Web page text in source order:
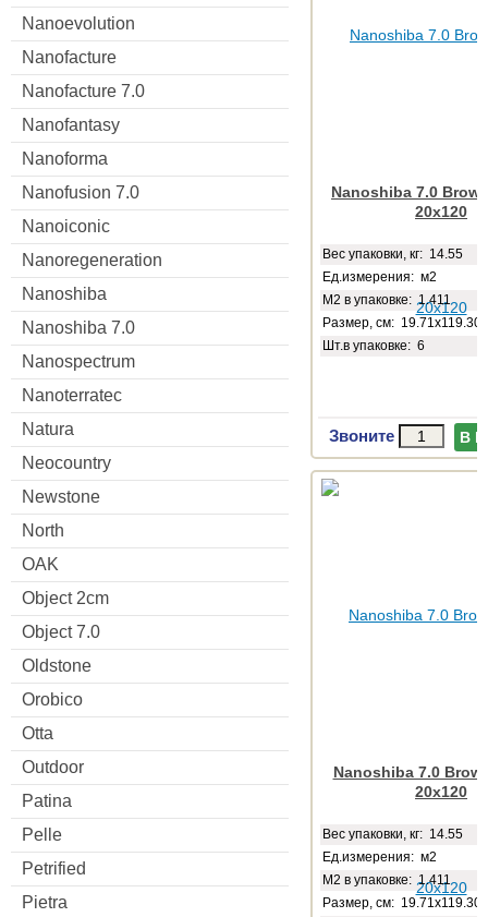
Nanoevolution
Nanofacture
Nanofacture 7.0
Nanofantasy
Nanoforma
Nanofusion 7.0
Nanoiconic
Nanoregeneration
Nanoshiba
Nanoshiba 7.0
Nanospectrum
Nanoterratec
Natura
Neocountry
Newstone
North
OAK
Object 2cm
Object 7.0
Oldstone
Orobico
Otta
Outdoor
Patina
Pelle
Petrified
Pietra
Nanoshiba 7.0
20x120
Веc упаковки, кг: 14.55
Ед.измерения: м2
М2 в упаковке: 1.411
Размер, см: 19.71x119.30
Шт.в упаковке: 6
Звоните В
Nanoshiba 7.0
20x120
Веc упаковки, кг: 14.55
Ед.измерения: м2
М2 в упаковке: 1.411
Размер, см: 19.71x119.30